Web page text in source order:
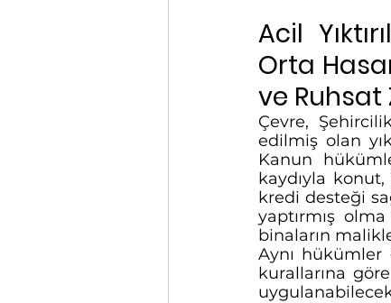
Acil
Orta
ve Ruhsat
Çevre,
edilmiş olan
Kanun
kaydıyla
kredi desteği
yaptırmış
binaların
Aynı
kurallarına